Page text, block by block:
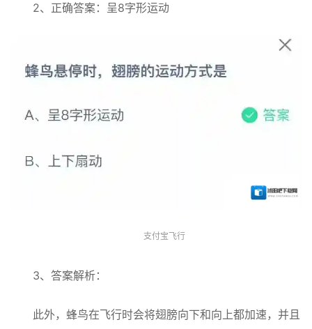
2、正确答案：呈8字形运动
支付宝飞行
3、答案解析：
此外，蜂鸟在飞行时会将翅膀向下和向上都加速，并且